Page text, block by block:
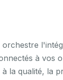
à vos
la qualité, la